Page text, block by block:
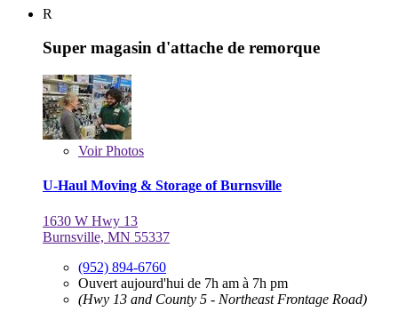
R
Super magasin d'attache de remorque
VoirPhotos
U-Haul Moving & Storage of Burnsville
1630 W Hwy 13
Burnsville, MN 55337
(952) 894-6760
Ouvert aujourd'hui de 7h am à 7h pm
(Hwy 13 and County 5 - Northeast Frontage Road)